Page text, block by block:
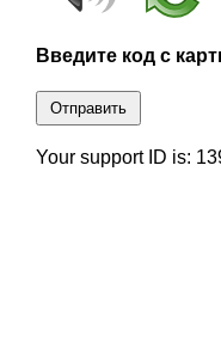
Введите код с
Отправить
Your support ID is: